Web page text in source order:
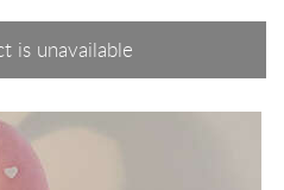
is unavailable